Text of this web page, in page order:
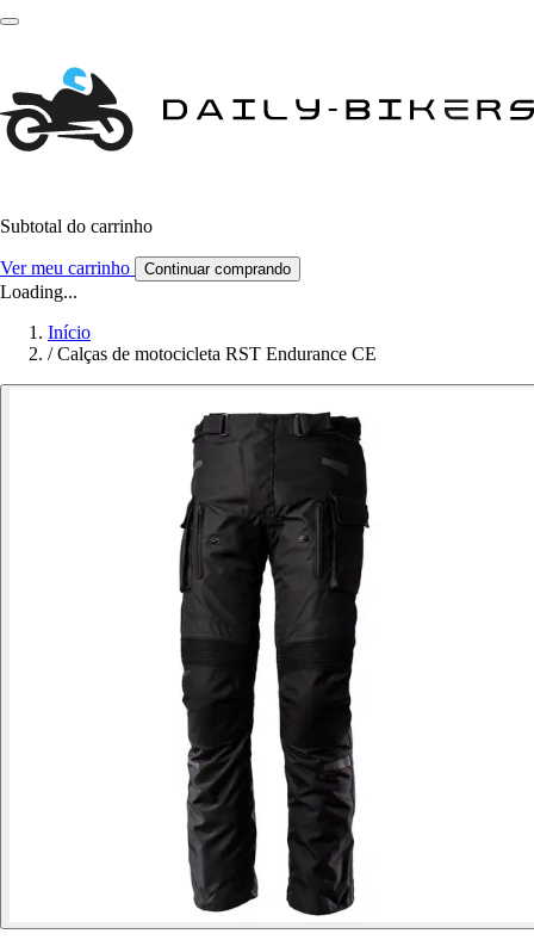
Subtotal do carrinho
Ver meu carrinho Continuar comprando
Loading...
Início
/ Calças de motocicleta RST Endurance CE